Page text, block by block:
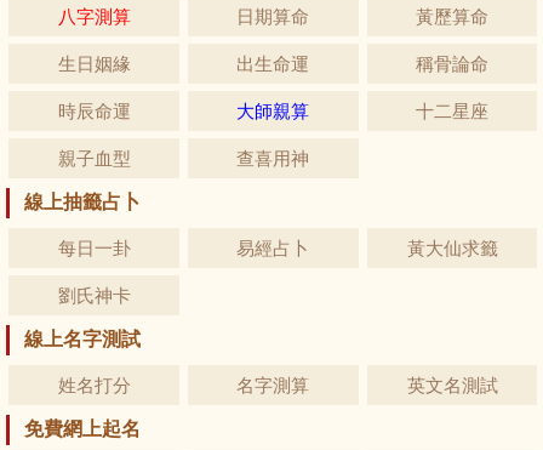
八字測算 日期算命 黃歷算命
生日姻緣 出生命運 稱骨論命
時辰命運 大師親算 十二星座
親子血型 查喜用神
線上抽籤占卜
每日一卦 易經占卜 黃大仙求籤
劉氏神卡
線上名字測試
姓名打分 名字測算 英文名測試
免費網上起名